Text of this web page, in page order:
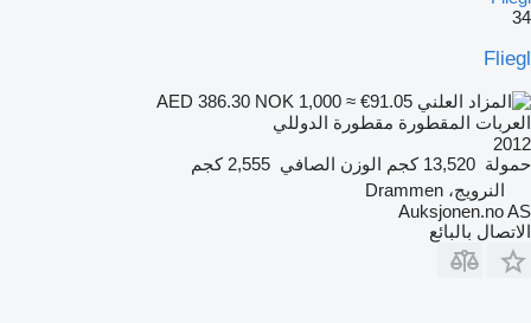
34
Fliegl
NOK 1,000 ≈ €91.05
العربات المقطورة مقطورة الدوللي
2012
حمولة 13,520 كجم الوزن الصافي 2,555 كجم
النرويج، Drammen
Auksjonen.no AS
الاتصال بالبائع